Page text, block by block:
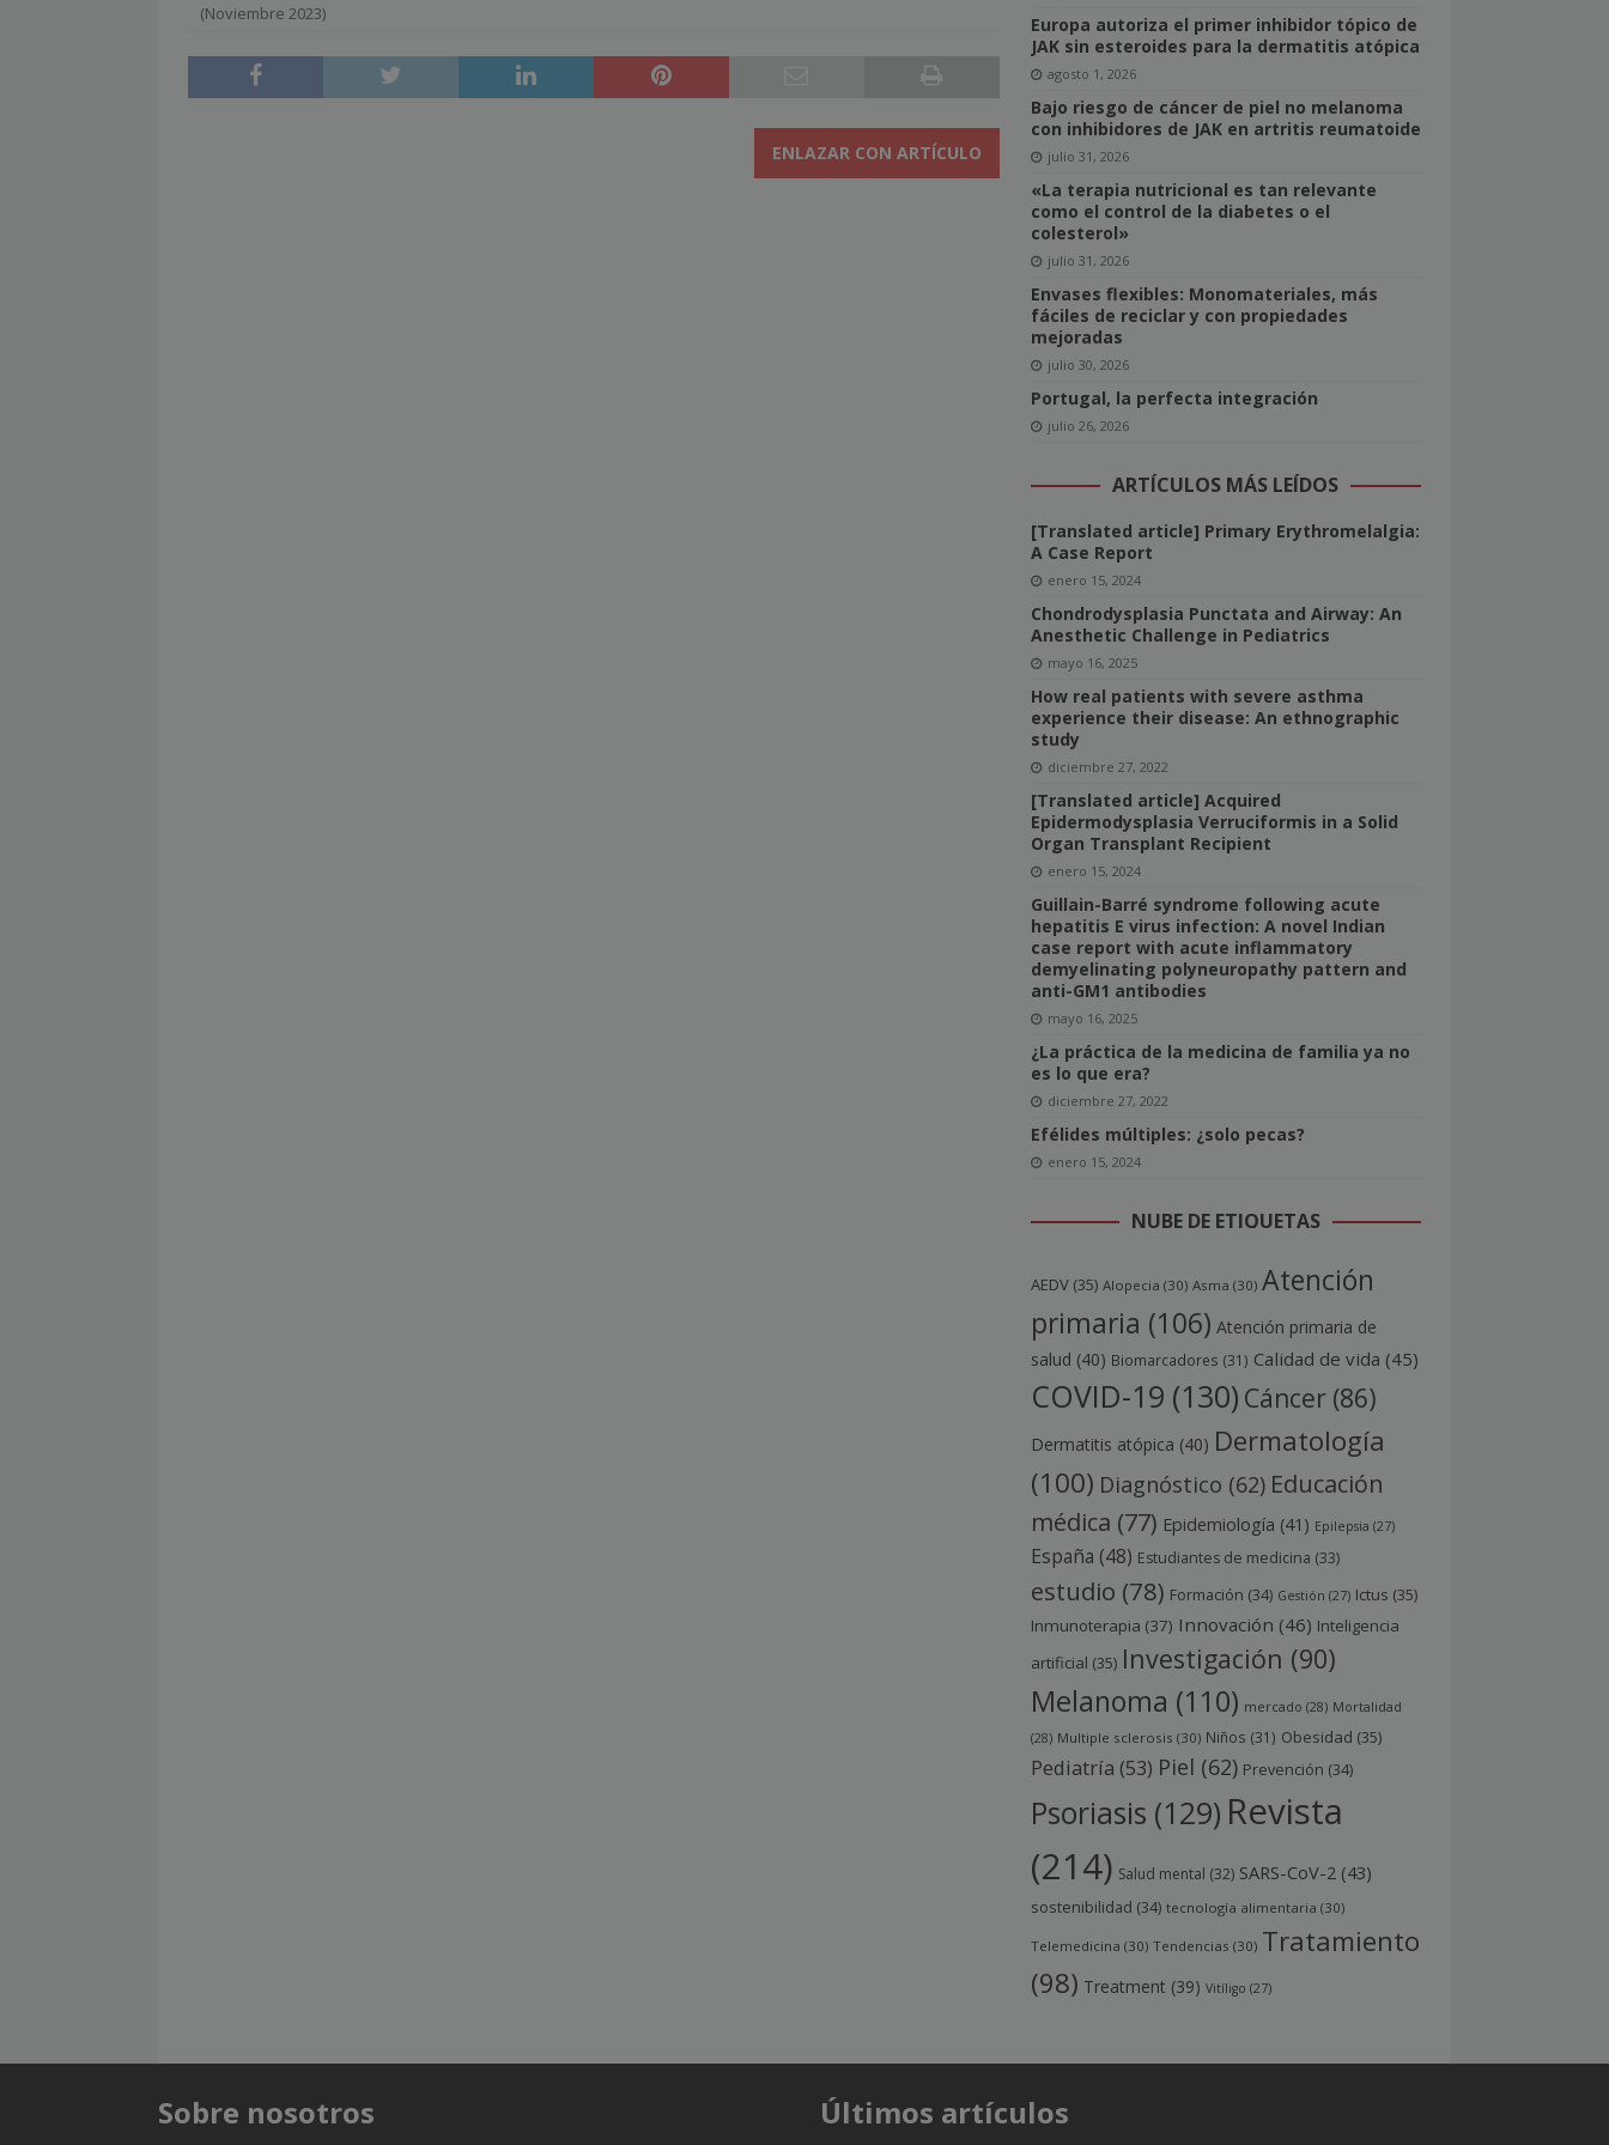
[ julio 2, 2026 ]
[ julio 2, 2026 ] ¿La búsqueda «zero-click» supone realmente una amenaza para el sector editorial?
NOTICIAS
Reuters Institute Digital News Report 2026: La confianza en las noticias llega a su
(Noviembre 2023)
ENLAZAR CON ARTÍCULO
Europa autoriza el primer inhibidor tópico de
JAK sin esteroides para la dermatitis atópica
agosto 1, 2026
Bajo riesgo de cáncer de piel no melanoma
con inhibidores de JAK en artritis reumatoide
julio 31, 2026
«La terapia nutricional es tan relevante
como el control de la diabetes o el
colesterol»
julio 31, 2026
Envases flexibles: Monomateriales, más
fáciles de reciclar y con propiedades
mejoradas
julio 30, 2026
Portugal, la perfecta integración
julio 26, 2026
ARTÍCULOS MÁS LEÍDOS
[Translated article] Primary Erythromelalgia:
A Case Report
enero 15, 2024
Chondrodysplasia Punctata and Airway: An
Anesthetic Challenge in Pediatrics
mayo 16, 2025
How real patients with severe asthma
experience their disease: An ethnographic
study
diciembre 27, 2022
[Translated article] Acquired
Epidermodysplasia Verruciformis in a Solid
Organ Transplant Recipient
enero 15, 2024
Guillain-Barré syndrome following acute
hepatitis E virus infection: A novel Indian
case report with acute inflammatory
demyelinating polyneuropathy pattern and
anti-GM1 antibodies
mayo 16, 2025
¿La práctica de la medicina de familia ya no
es lo que era?
diciembre 27, 2022
Efélides múltiples: ¿solo pecas?
enero 15, 2024
NUBE DE ETIQUETAS
AEDV(35) Alopecia (30) Asma (30) Atención
primaria (106) Atención primaria de
salud (40) Biomarcadores (31) Calidad de vida (45)
COVID-19 (130) Cáncer(86)
Dermatitis atópica (40) Dermatología
(100) Diagnóstico (62) Educación
médica (77) Epidemiología (41) Epilepsia (27)
España (48) Estudiantes de medicina (33)
estudio (78) Formación (34) Gestión (27) Ictus (35)
Inmunoterapia (37) Innovación (46) Inteligencia
artificial (35) Investigación (90)
Melanoma (110) mercado (28) Mortalidad
(28) Multiple sclerosis (30) Niños (31) Obesidad (35)
Pediatría (53) Piel (62) Prevención (34)
Psoriasis (129) Revista
(214) Salud mental (32) SARS-CoV-2 (43)
sostenibilidad (34) tecnología alimentaria (30)
Telemedicina (30) Tendencias (30) Tratamiento
(98) Treatment (39) Vitíligo (27)
Sobre nosotros Últimos artículos